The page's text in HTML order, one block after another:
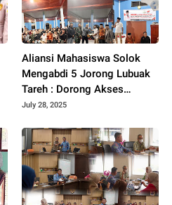
Aliansi Mahasiswa Solok
Mengabdi 5 Jorong Lubuak
Tareh : Dorong Akses
Kesehatan, Pendidikan, dan
July 28, 2025